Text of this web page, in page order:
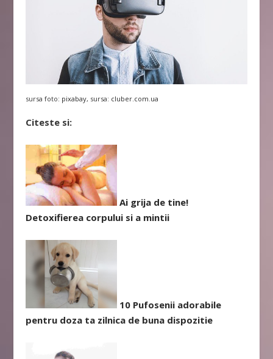
sursa foto: pixabay, sursa: cluber.com.ua
Citeste si:
Ai grija de tine!
Detoxifierea corpului si a mintii
10 Pufosenii adorabile
pentru doza ta zilnica de buna dispozitie